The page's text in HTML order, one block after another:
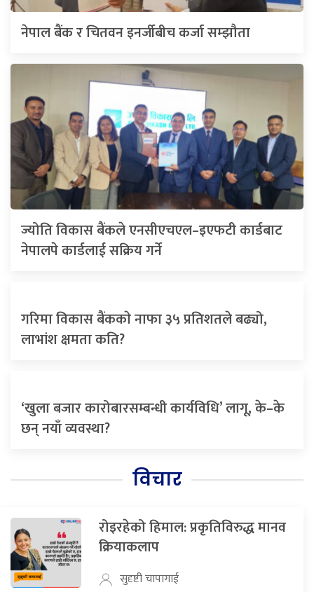
नेपाल बैंक र चितवन इनर्जीबीच कर्जा सम्झौता
ज्योति विकास बैंकले एनसीएचएल–इएफटी कार्डबाट
नेपालपे कार्डलाई सक्रिय गर्ने
गरिमा विकास बैंककाे नाफा ३५ प्रतिशतले बढ्यो,
लाभांश क्षमता कति?
‘खुला बजार कारोबारसम्बन्धी कार्यविधि’ लागू, के–के
छन् नयाँ व्यवस्था?
विचार
रोइरहेको हिमाल: प्रकृतिविरुद्ध मानव
क्रियाकलाप
सुदृष्टी चापागाई